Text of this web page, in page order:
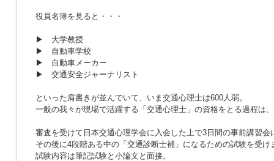
役員名簿を見ると・・・
▶ 大学教授
▶ 自動車学校
▶ 自動車メーカー
▶ 交通安全ジャーナリスト
といった肩書きが並んでいて、いま交通心理士は600人弱。
一般の我々が現場で活躍する「交通心理士」の資格をとる過程は、
審査を受けて日本交通心理学会に入会した上で3日間の事前講習会
その後に4段階ある中の「交通診断士補」になるための試験を受け
試験内容は筆記試験と小論文と面接。